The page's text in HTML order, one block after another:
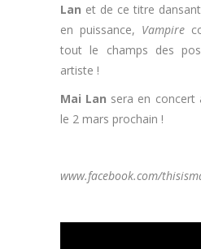
Lan et de ce titre
en puissance, Vampire
tout le champs des
artiste !
Mai Lan sera en concert
le 2 mars prochain !
www.facebook.com/